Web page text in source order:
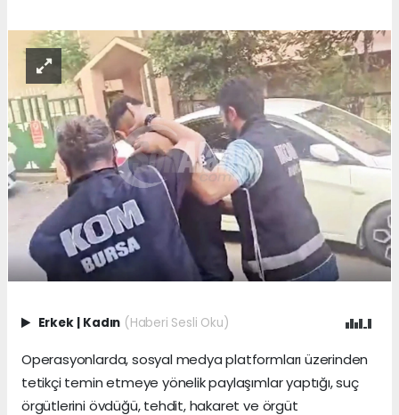
Erkek | Kadın (Haberi Sesli Oku)
Operasyonlarda, sosyal medya platformları üzerinden
tetikçi temin etmeye yönelik paylaşımlar yaptığı, suç
örgütlerini övdüğü, tehdit, hakaret ve örgüt